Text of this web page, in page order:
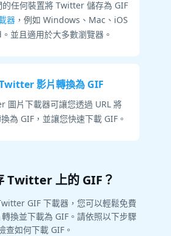
任何裝置將 Twitter 儲存為 GIF
器，例如 Windows、Mac、iOS
並且適用於大多數瀏覽器。
影片轉換為 GIF
圖片下載器可讓您透過 URL 將
為 GIF，並讓您快速下載 GIF。
Twitter 上的 GIF？
GIF 下載器，您可以輕鬆免費
換並下載為 GIF。請依照以下步驟
查如何下載 GIF。